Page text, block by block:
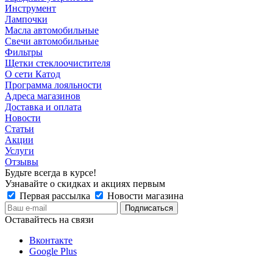
Инструмент
Лампочки
Масла автомобильные
Свечи автомобильные
Фильтры
Щетки стеклоочистителя
О сети Катод
Программа лояльности
Адреса магазинов
Доставка и оплата
Новости
Статьи
Акции
Услуги
Отзывы
Будьте всегда в курсе!
Узнавайте о скидках и акциях первым
Первая рассылка
Новости магазина
Оставайтесь на связи
Вконтакте
Google Plus